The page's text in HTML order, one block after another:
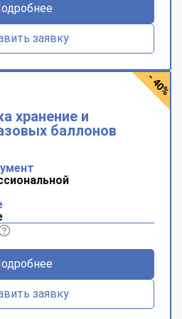
заявку
хранение и
баллонов
заявку
- 40%